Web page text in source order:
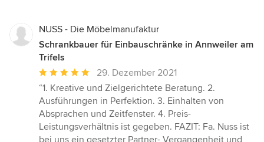
NUSS - Die Möbelmanufaktur
Schrankbauer für Einbauschränke in Annweiler am
Trifels
Durchschnittliche
Bewertung:
5
von
5
Sternen
29. Dezember 2021
“1. Kreative und Zielgerichtete Beratung. 2.
Ausführungen in Perfektion. 3. Einhalten von
Absprachen und Zeitfenster. 4. Preis-
Leistungsverhältnis ist gegeben. FAZIT: Fa. Nuss ist